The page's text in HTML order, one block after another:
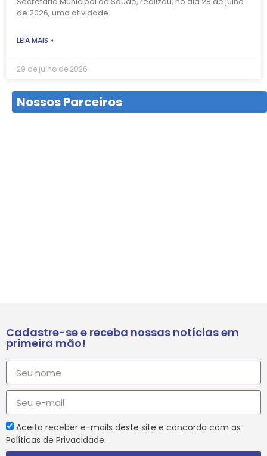
de 2026, uma atividade
LEIA MAIS »
29 de julho de 2026
Nossos Parceiros
Cadastre-se e receba nossas notícias em
primeira mão!
Aceito receber e-mails deste site e concordo com as
Políticas de Privacidade.